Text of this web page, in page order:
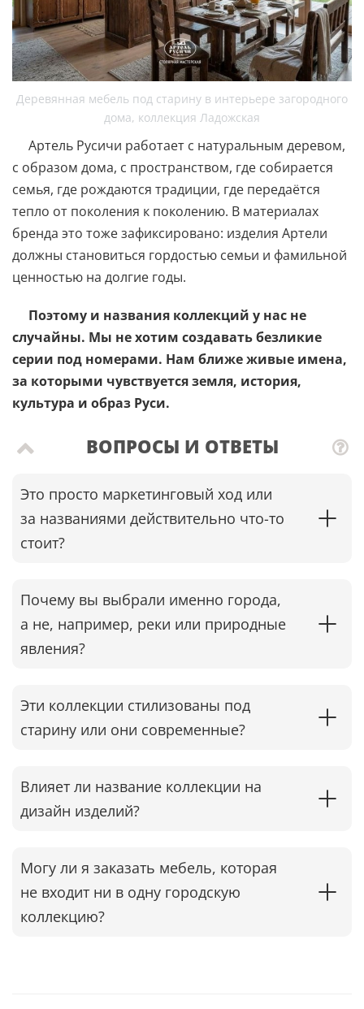
Деревянная мебель под старину в интерьере загородного
дома, коллекция Ладожская
Артель Русичи работает с натуральным деревом,
с образом дома, с пространством, где собирается
семья, где рождаются традиции, где передаётся
тепло от поколения к поколению. В материалах
бренда это тоже зафиксировано: изделия Артели
должны становиться гордостью семьи и фамильной
ценностью на долгие годы.
Поэтому и названия коллекций у нас не
случайны. Мы не хотим создавать безликие
серии под номерами. Нам ближе живые имена,
за которыми чувствуется земля, история,
культура и образ Руси.
ВОПРОСЫ И ОТВЕТЫ
Это просто маркетинговый ход или
за названиями действительно что-то
стоит?
Почему вы выбрали именно города,
а не, например, реки или природные
явления?
Эти коллекции стилизованы под
старину или они современные?
Влияет ли название коллекции на
дизайн изделий?
Могу ли я заказать мебель, которая
не входит ни в одну городскую
коллекцию?